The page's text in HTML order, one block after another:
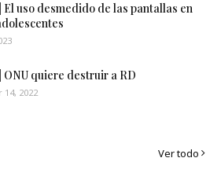
El uso desmedido de las pantallas en
ONU quiere destruir a RD
2022
Ver todo